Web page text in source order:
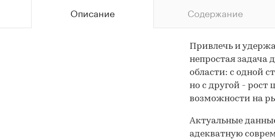
Описание Содержание
Привлечь и
непростая задача
области: с одной
но с другой - рост
возможности на
Актуальные
адекватную